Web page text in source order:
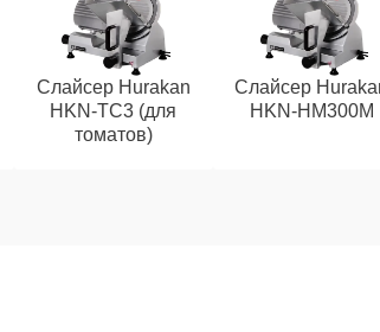
Слайсер Hurakan
HKN-TC3 (для
томатов)
Слайсер
HKN-HM300M